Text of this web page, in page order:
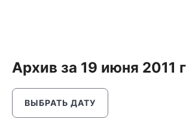
Архив за 19 июня 2011
ВЫБРАТЬ ДАТУ